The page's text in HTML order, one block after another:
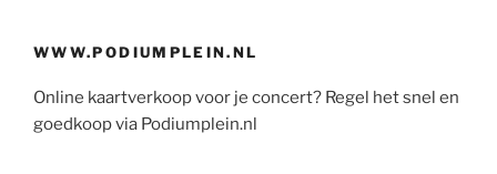
WWW.PODIUMPLEIN.NL
Online kaartverkoop voor je concert? Regel het snel en
goedkoop via Podiumplein.nl